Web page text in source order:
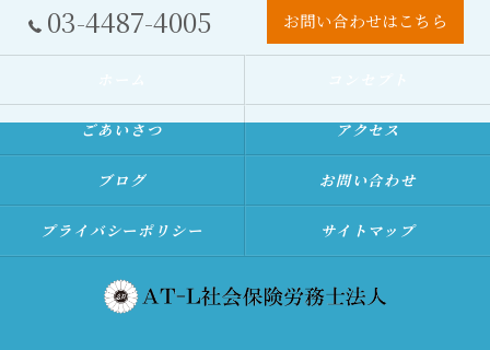
03-4487-4005 お問い合わせはこちら
ごあいさつ アクセス
ブログ お問い合わせ
プライバシーポリシー サイトマップ